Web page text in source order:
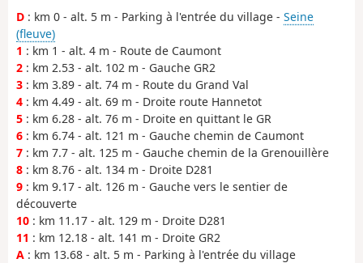
D : km 0 - alt. 5 m - Parking à l'entrée du village - Seine
(fleuve)
1 : km 1 - alt. 4 m - Route de Caumont
2 : km 2.53 - alt. 102 m - Gauche GR2
3 : km 3.89 - alt. 74 m - Route du Grand Val
4 : km 4.49 - alt. 69 m - Droite route Hannetot
5 : km 6.28 - alt. 76 m - Droite en quittant le GR
6 : km 6.74 - alt. 121 m - Gauche chemin de Caumont
7 : km 7.7 - alt. 125 m - Gauche chemin de la Grenouillère
8 : km 8.76 - alt. 134 m - Droite D281
9 : km 9.17 - alt. 126 m - Gauche vers le sentier de
découverte
10 : km 11.17 - alt. 129 m - Droite D281
11 : km 12.18 - alt. 141 m - Droite GR2
A : km 13.68 - alt. 5 m - Parking à l'entrée du village